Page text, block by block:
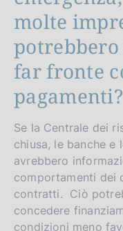
molte
far fronte
pagamenti?
Se la Centrale dei
chiusa, le banche e
avrebbero
comportamenti dei
contratti. Ciò
concedere
condizioni meno